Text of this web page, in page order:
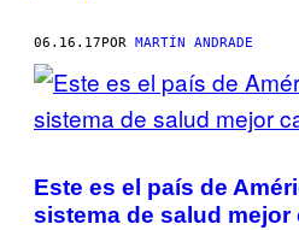
06.16.17 POR MARTÍN ANDRADE
Este es el país de
sistema de salud mejor